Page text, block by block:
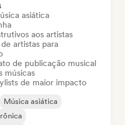
asiática
aos artistas
artistas para
de publicação musical
músicas
de maior impacto
Música asiática